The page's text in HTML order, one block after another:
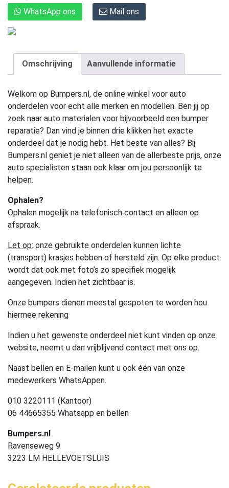
WhatsApp ons Mail ons
Omschrijving Aanvullende informatie
Welkom op Bumpers.nl, de online winkel voor auto
onderdelen voor echt alle merken en modellen. Ben jij op
zoek naar auto materialen voor bijvoorbeeld een bumper
reparatie? Dan vind je binnen drie klikken het exacte
onderdeel dat je nodig hebt. Het beste van alles? Bij
Bumpers.nl geniet je niet alleen van de allerbeste prijs, onze
auto specialisten staan ook klaar om jou persoonlijk te
helpen.
Ophalen?
Ophalen mogelijk na telefonisch contact en alleen op
afspraak.
Let op: onze gebruikte onderdelen kunnen lichte
(transport) krasjes hebben of hersteld zijn. Op elke product
wordt dat ook met foto’s zo specifiek mogelijk
aangegeven. Indien het zichtbaar is.
Onze bumpers dienen meestal gespoten te worden hou
hiermee rekening
Indien u het gewenste onderdeel niet kunt vinden op onze
website, neemt u dan vrijblijvend contact met ons op.
Naast bellen en E-mailen kunt u ook één van onze
medewerkers WhatsAppen.
010 3220111 (Kantoor)
06 44665355 Whatsapp en bellen
Bumpers.nl
Ravenseweg 9
3223 LM HELLEVOETSLUIS